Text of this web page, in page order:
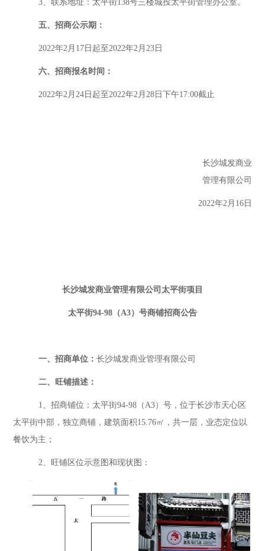
3、联系地址： 太平街138号三楼城投太平街管理办公室。
五、招商公示期：
2022年2 月 17日起至2022年2 月 23日
六、 招商报名时间 ：
2022年2月24日起至2022年2月28日下午17:00截止
长沙城发商业
管理有限公司
2022年2 月 16日
长沙城发商业管理有限公司太平街项目
太平街94-98（A3） 号商铺招商公告
一、 招商单位： 长沙城发商业管理有限公司
二、旺铺描述：
1、招商铺位： 太平街94-98（A3） 号，位于长沙市天心区
太平街中部 ， 独立商铺，建筑面积15.76㎡， 共一层， 业态定位 以
餐饮为主 ；
2、旺铺区位示意图和现状图：